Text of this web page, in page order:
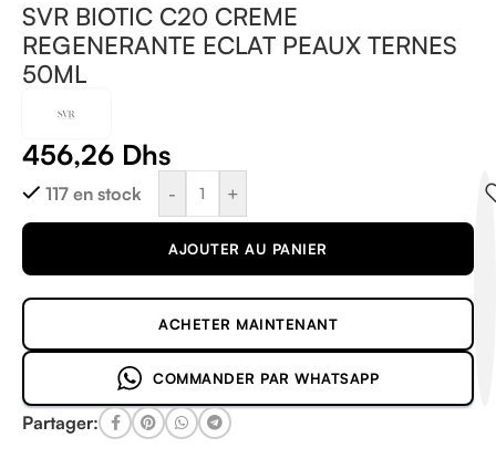
SVR BIOTIC C20 CREME
REGENERANTE ECLAT PEAUX TERNES
50ML
456,26 Dhs
117 en stock - +
AJOUTER AU PANIER
ACHETER MAINTENANT
COMMANDER PAR WHATSAPP
Partager: